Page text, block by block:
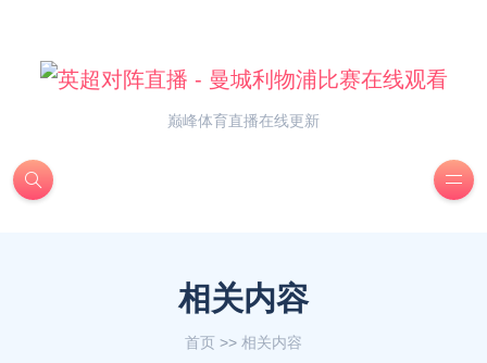
巅峰体育直播在线更新
相关内容
首页 >> 相关内容